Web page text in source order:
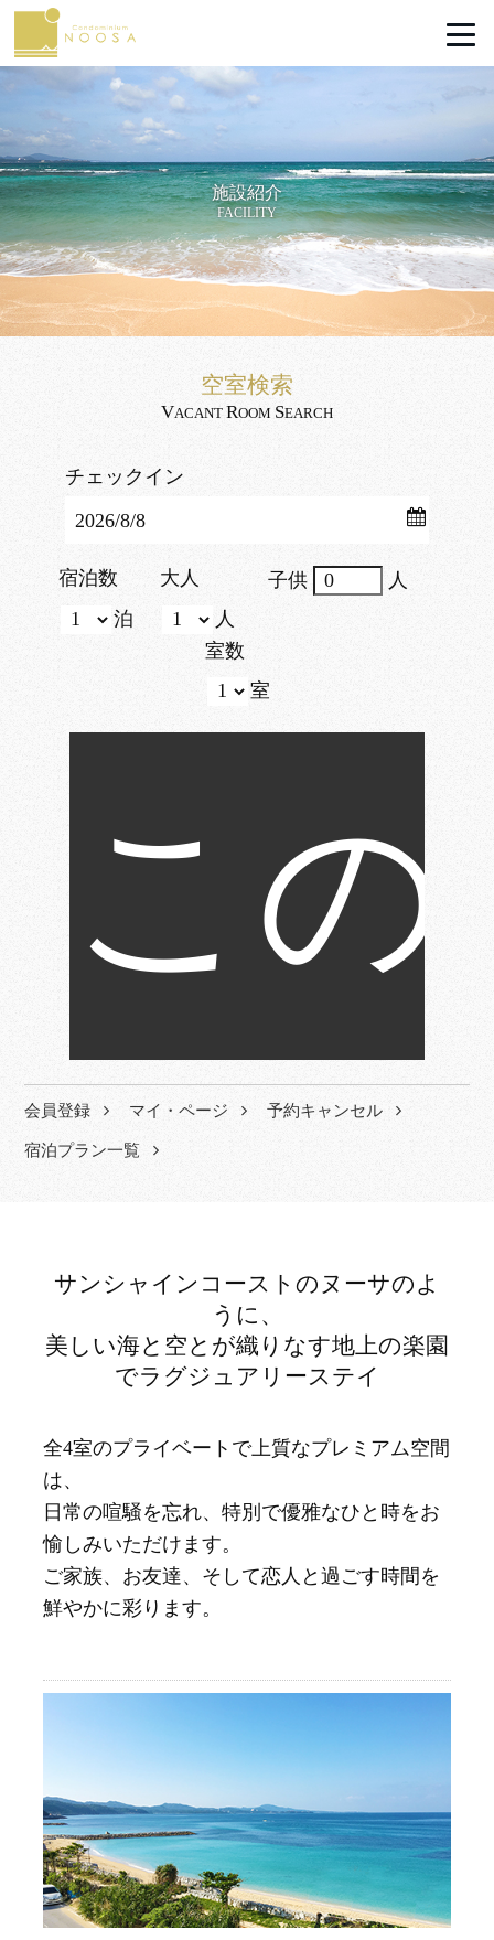
施設紹介
FACILITY
空室検索
VACANT ROOM SEARCH
チェックイン
宿泊数
泊
大人
人
子供 人
室数
室
会員登録 マイ・ページ 予約キャンセル
宿泊プラン一覧
サンシャインコーストのヌーサのよ
うに、
美しい海と空とが織りなす地上の楽園
でラグジュアリーステイ
全4室のプライベートで上質なプレミアム空間
は、
日常の喧騒を忘れ、特別で優雅なひと時をお
愉しみいただけます。
ご家族、お友達、そして恋人と過ごす時間を
鮮やかに彩ります。